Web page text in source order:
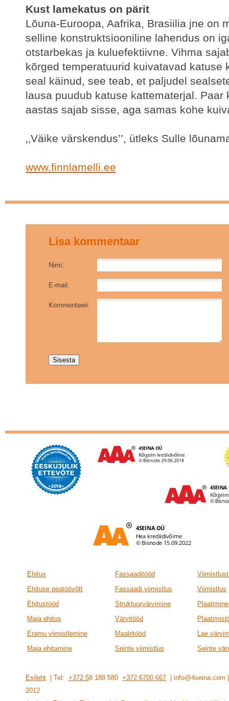
Kust lamekatus on pärit
Lõuna-Euroopa, Aafrika, Brasiilia jne on
selline konstruktsiooniline lahendus on
otstarbekas ja kuluefektiivne. Vihma
kõrged temperatuurid kuivatavad katuse
seal käinud, see teab, et paljudel
lausa puudub katuse kattematerjal. Paar
aastas sajab sisse, aga samas kohe
‚‚Väike värskendus’’, ütleks Sulle
www.finnlamelli.ee
Lisa kommentaar
Nimi:
E-mail:
Kommenteeri:
Ehitus Fassaaditööd
Ehituse peatöövõtt
Fassaadi viimistlus
Viimistlus
Ehitustööd
Struktuurvärvimine
Plaatimine
Maja ehitus
Värvitööd
Eramu viimistlemine
Maalritööd
Lae
Maja ehitamine
Seinte viimistlus Seinte
Esileht | Tel: +372 58 188 580 +372 6700 667 |
201 2